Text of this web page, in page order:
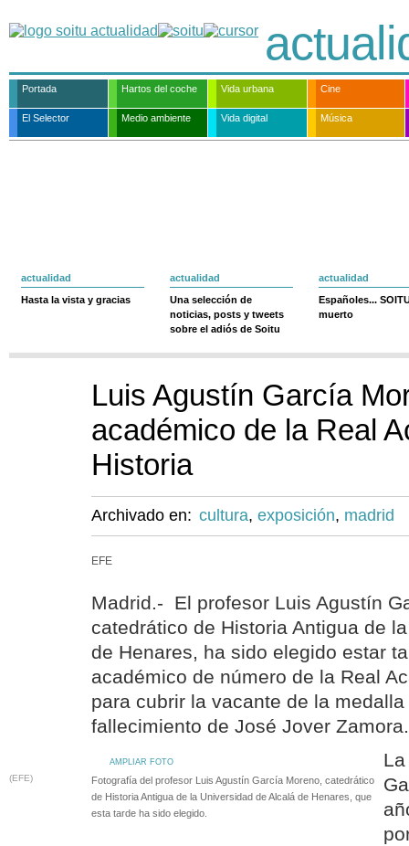
Portada Hartos del coche Vida urbana Cine
El Selector Medio ambiente Vida digital Música
actualidad
Hasta la vista y gracias
actualidad
Una selección de
noticias, posts y tweets
sobre el adiós de Soitu
actualidad
Españoles...
muerto
Luis Agustín García
académico de la Real
Historia
Archivado en: cultura, exposición, madrid
EFE
Madrid.- El profesor Luis Agustín
catedrático de Historia Antigua de
de Henares, ha sido elegido estar
académico de número de la Real
para cubrir la vacante de la
fallecimiento de José Jover Zamora.
AMPLIAR FOTO
(EFE)
Fotografía del profesor Luis Agustín García Moreno, catedrático
de Historia Antigua de la Universidad de Alcalá de Henares, que
esta tarde ha sido elegido.